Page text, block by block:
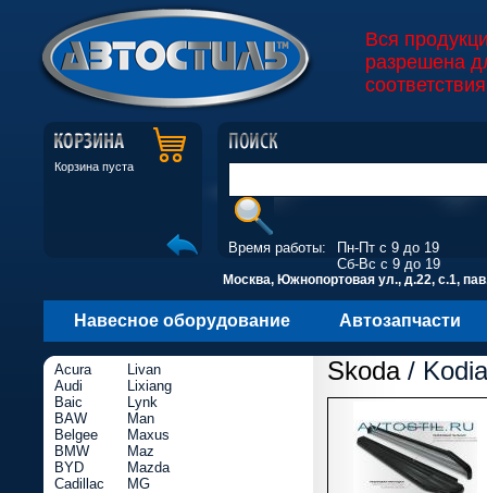
Вся
разрешена
Корзина пуста
Время работы:
Пн-Пт с 9 до 19
Сб-Вс с 9 до 19
Москва, Южнопортовая ул., д.22, с.1,
Навесное оборудование Автозапчасти
Skoda/
Acura
Audi
Baic
BAW
Belgee
BMW
BYD
Cadillac
Livan
Lixiang
Lynk
Man
Maxus
Maz
Mazda
MG